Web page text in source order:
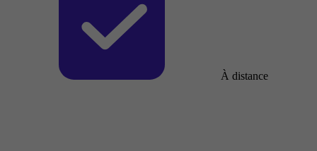
À distance